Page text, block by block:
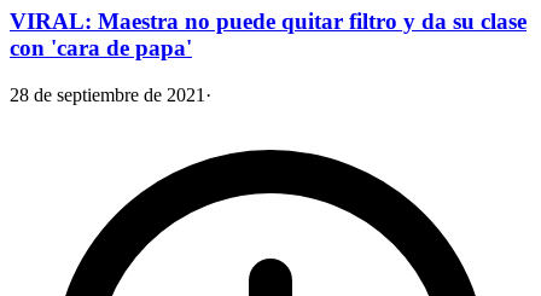
VIRAL: Maestra no puede quitar filtro y da su clase
con 'cara de papa'
28 de septiembre de 2021 ·